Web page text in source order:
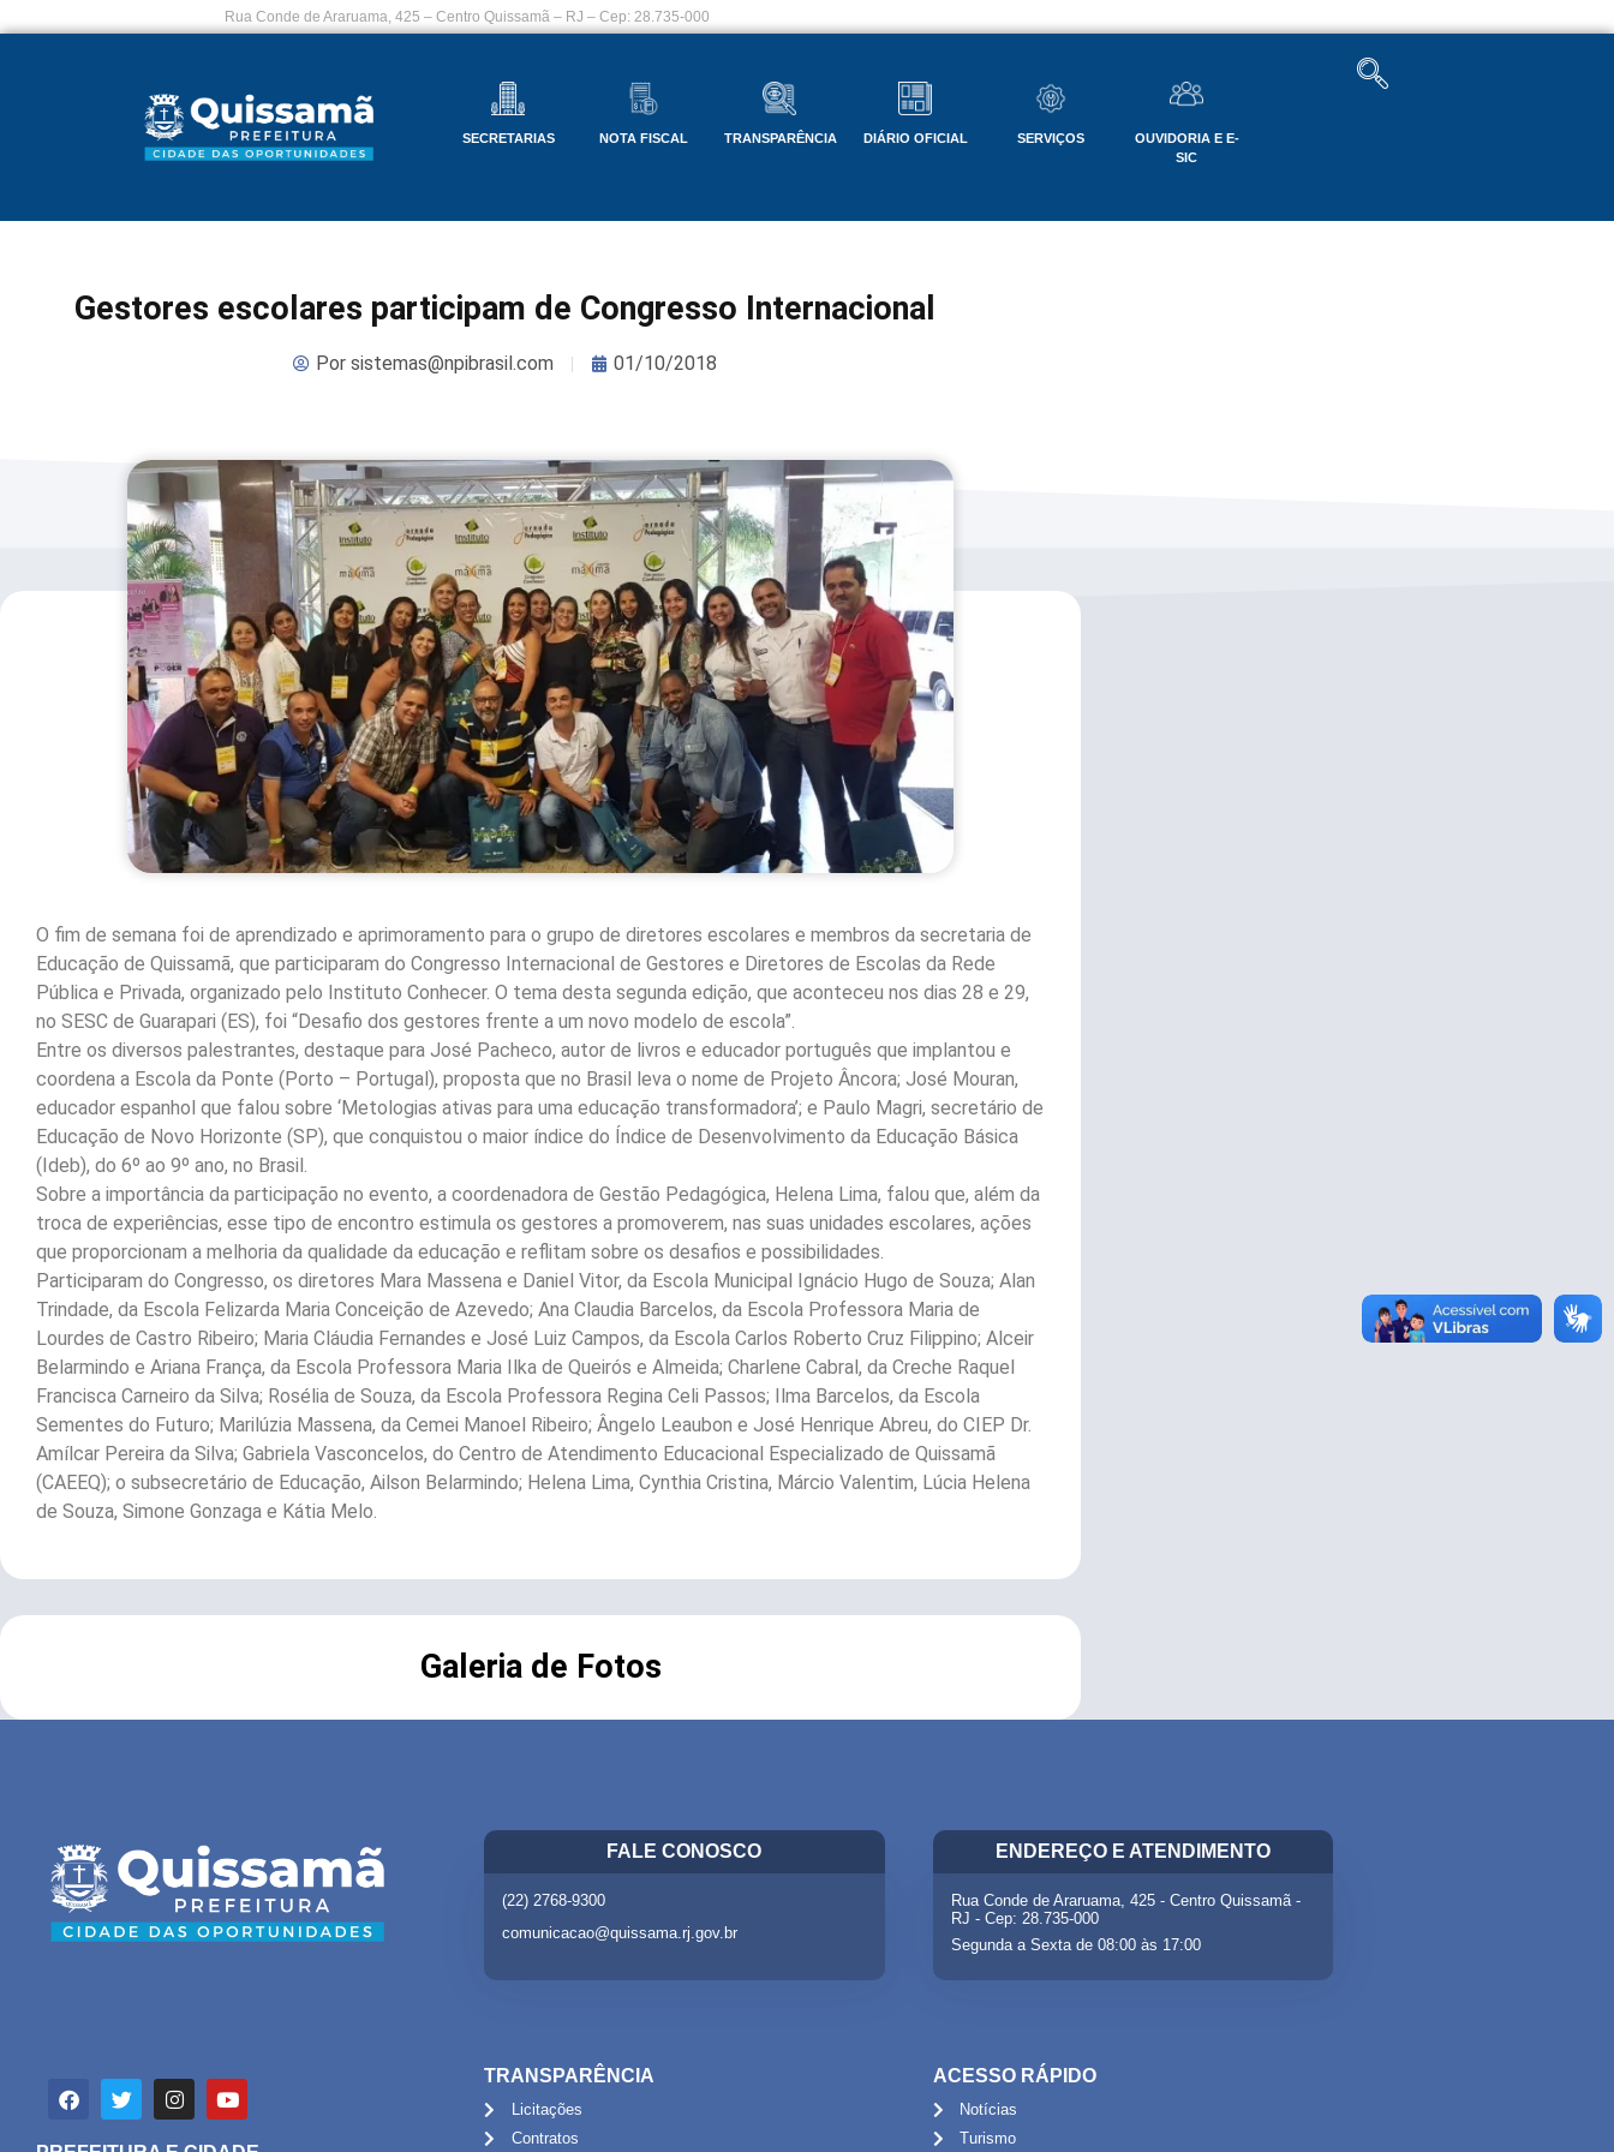
Rua Conde de Araruama, 425 – Centro Quissamã – RJ – Cep: 28.735-000
SECRETARIAS NOTA FISCAL TRANSPARÊNCIA DIÁRIO OFICIAL SERVIÇOS
OUVIDORIA E E-
SIC
Gestores escolares participam de Congresso Internacional
Porsistemas@npibrasil.com 01/10/2018
O fim de semana foi de aprendizado e aprimoramento para o grupo de diretores escolares e membros da secretaria de
Educação de Quissamã, que participaram do Congresso Internacional de Gestores e Diretores de Escolas da Rede
Pública e Privada, organizado pelo Instituto Conhecer. O tema desta segunda edição, que aconteceu nos dias 28 e 29,
no SESC de Guarapari (ES), foi “Desafio dos gestores frente a um novo modelo de escola”.
Entre os diversos palestrantes, destaque para José Pacheco, autor de livros e educador português que implantou e
coordena a Escola da Ponte (Porto – Portugal), proposta que no Brasil leva o nome de Projeto Âncora; José Mouran,
educador espanhol que falou sobre ‘Metologias ativas para uma educação transformadora’; e Paulo Magri, secretário de
Educação de Novo Horizonte (SP), que conquistou o maior índice do Índice de Desenvolvimento da Educação Básica
(Ideb), do 6º ao 9º ano, no Brasil.
Sobre a importância da participação no evento, a coordenadora de Gestão Pedagógica, Helena Lima, falou que, além da
troca de experiências, esse tipo de encontro estimula os gestores a promoverem, nas suas unidades escolares, ações
que proporcionam a melhoria da qualidade da educação e reflitam sobre os desafios e possibilidades.
Participaram do Congresso, os diretores Mara Massena e Daniel Vitor, da Escola Municipal Ignácio Hugo de Souza; Alan
Trindade, da Escola Felizarda Maria Conceição de Azevedo; Ana Claudia Barcelos, da Escola Professora Maria de
Lourdes de Castro Ribeiro; Maria Cláudia Fernandes e José Luiz Campos, da Escola Carlos Roberto Cruz Filippino; Alceir
Belarmindo e Ariana França, da Escola Professora Maria Ilka de Queirós e Almeida; Charlene Cabral, da Creche Raquel
Francisca Carneiro da Silva; Rosélia de Souza, da Escola Professora Regina Celi Passos; Ilma Barcelos, da Escola
Sementes do Futuro; Marilúzia Massena, da Cemei Manoel Ribeiro; Ângelo Leaubon e José Henrique Abreu, do CIEP Dr.
Amílcar Pereira da Silva; Gabriela Vasconcelos, do Centro de Atendimento Educacional Especializado de Quissamã
(CAEEQ); o subsecretário de Educação, Ailson Belarmindo; Helena Lima, Cynthia Cristina, Márcio Valentim, Lúcia Helena
de Souza, Simone Gonzaga e Kátia Melo.
Galeria de Fotos
FALE CONOSCO
(22) 2768-9300
comunicacao@quissama.rj.gov.br
ENDEREÇO E ATENDIMENTO
Rua Conde de Araruama, 425 - Centro Quissamã -
RJ - Cep: 28.735-000
Segunda a Sexta de 08:00 às 17:00
TRANSPARÊNCIA
Licitações
Contratos
ACESSO RÁPIDO
Notícias
Turismo